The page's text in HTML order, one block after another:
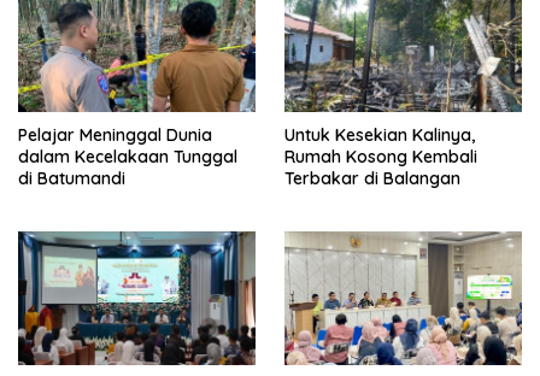
Pelajar Meninggal Dunia
dalam Kecelakaan Tunggal
di Batumandi
Untuk Kesekian Kalinya,
Rumah Kosong Kembali
Terbakar di Balangan